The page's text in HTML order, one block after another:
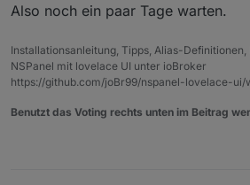
Also noch ein paar Tage warten.
Installationsanleitung, Tipps, Alias-Definitionen,
NSPanel mit lovelace UI unter ioBroker
https://github.com/joBr99/nspanel-lovelace-ui/
Benutzt das Voting rechts unten im Beitrag